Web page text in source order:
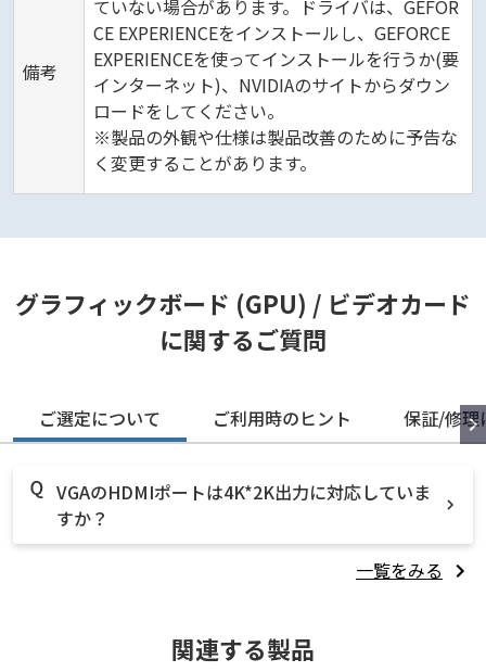
備考
ていない場合があります。ドライバは、GEFOR
CE EXPERIENCEをインストールし、GEFORCE
EXPERIENCEを使ってインストールを行うか(要
インターネット)、NVIDIAのサイトからダウン
ロードをしてください。
※製品の外観や仕様は製品改善のために予告な
く変更することがあります。
グラフィックボード (GPU) / ビデオカード
に関するご質問
ご選定について ご利用時のヒント 保証/修理
VGAのHDMIポートは4K*2K出力に対応していま
すか？
一覧をみる
関連する製品